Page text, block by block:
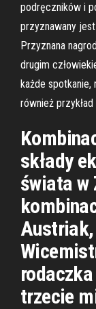
podręczników i
przyznawany
Przyznana
drugim
każde
również
składy
świata w
trzecie